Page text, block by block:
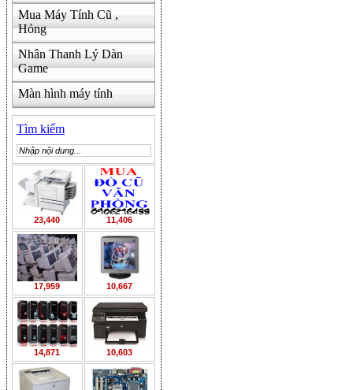
Mua Máy Tính Cũ ,
Hỏng
Nhân Thanh Lý Dàn
Game
Màn hình máy tính
Tìm kiếm
23,440 11,406
17,959 10,667
14,871 10,603